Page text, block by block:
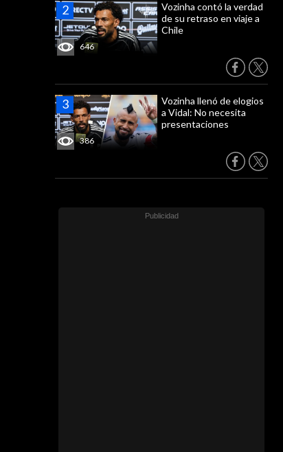
646
Vozinha contó la verdad
de su retraso en viaje a
Chile
386
Vozinha llenó de elogios
a Vidal: No necesita
presentaciones